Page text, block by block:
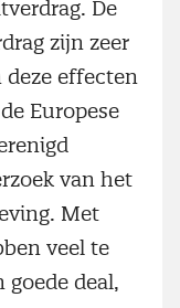
De
zijn zeer
deze effecten
Europese
van het
Met
veel te
deal,